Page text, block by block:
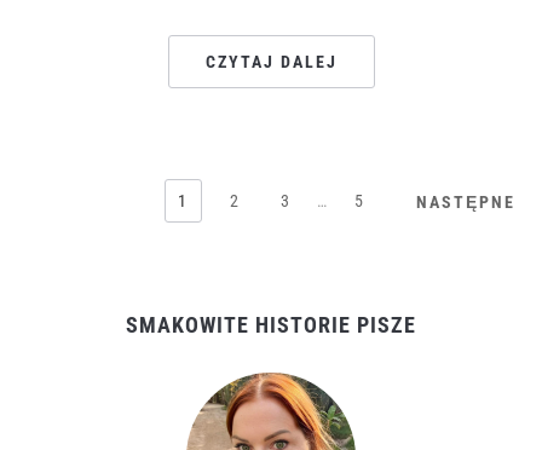
CZYTAJ DALEJ
1 2 3 … 5 NASTĘPNE
SMAKOWITE HISTORIE PISZE